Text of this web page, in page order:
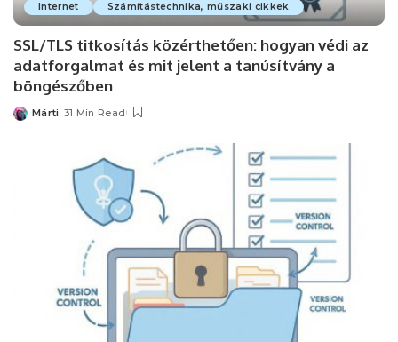
Internet Számítástechnika, műszaki cikkek
SSL/TLS titkosítás közérthetően: hogyan védi az
adatforgalmat és mit jelent a tanúsítvány a
böngészőben
Posted
Márti 31 Min Read